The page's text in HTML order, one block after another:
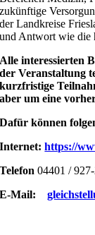
zukünftige
der Landkreise
und Antwort wie die
Alle interessierten
der Veranstaltung
kurzfristige
aber um eine
Dafür können
Internet: https://
Telefon 04401 /
E-Mail: